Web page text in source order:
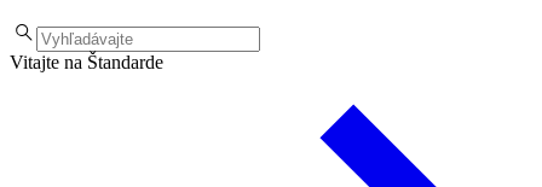
Vitajte na Štandarde